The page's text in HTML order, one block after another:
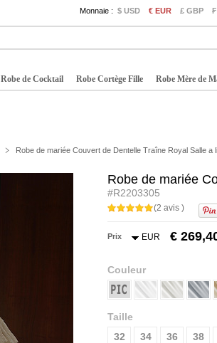
Monnaie : $ USD € EUR £ GBP
Robe de Cocktail Robe Cortège Fille Robe Mère de
Robe de mariée Couvert de Dentelle Traîne Royal Salle a
Robe de mariée
#R2203305
(2 avis )
Prix EUR €
Couleur
Taille
32
34 36 38